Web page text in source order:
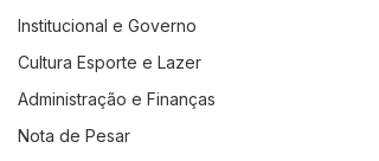
Institucional e Governo
Cultura Esporte e Lazer
Administração e Finanças
Nota de Pesar